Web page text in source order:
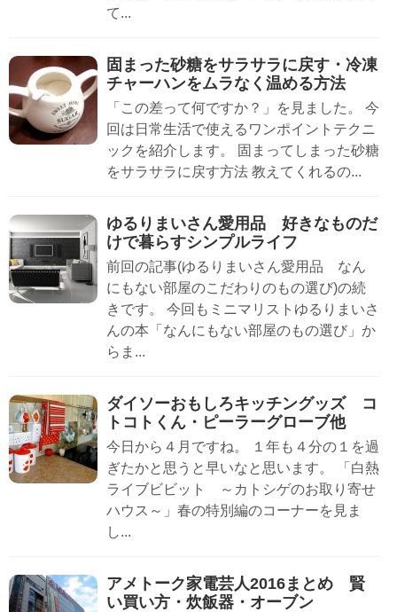
て...
固まった砂糖をサラサラに戻す・冷凍
チャーハンをムラなく温める方法
「この差って何ですか？」を見ました。 今
回は日常生活で使えるワンポイントテクニ
ックを紹介します。 固まってしまった砂糖
をサラサラに戻す方法 教えてくれるの...
ゆるりまいさん愛用品 好きなものだ
けで暮らすシンプルライフ
前回の記事(ゆるりまいさん愛用品 なん
にもない部屋のこだわりのもの選び)の続
きです。 今回もミニマリストゆるりまいさ
んの本「なんにもない部屋のもの選び」か
らま...
ダイソーおもしろキッチングッズ コ
トコトくん・ピーラーグローブ他
今日から４月ですね。 １年も４分の１を過
ぎたかと思うと早いなと思います。 「白熱
ライブビビット ～カトシゲのお取り寄せ
ハウス～」春の特別編のコーナーを見ま
し...
アメトーク家電芸人2016まとめ 賢
い買い方・炊飯器・オーブン